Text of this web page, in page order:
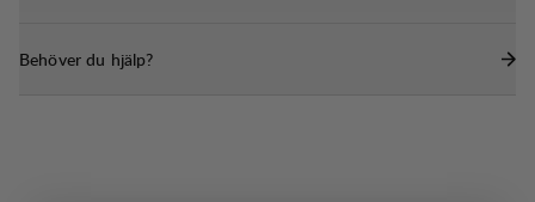
Behöver du hjälp?